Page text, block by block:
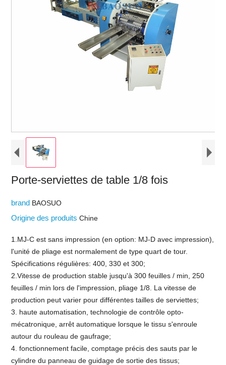
Porte-serviettes de table 1/8 fois
brand BAOSUO
Origine des produitsChine
1.MJ-C est sans impression (en option: MJ-D avec impression),
l'unité de pliage est normalement de type quart de tour.
Spécifications régulières: 400, 330 et 300;
2.Vitesse de production stable jusqu'à 300 feuilles / min, 250
feuilles / min lors de l'impression, pliage 1/8. La vitesse de
production peut varier pour différentes tailles de serviettes;
3. haute automatisation, technologie de contrôle opto-
mécatronique, arrêt automatique lorsque le tissu s'enroule
autour du rouleau de gaufrage;
4. fonctionnement facile, comptage précis des sauts par le
cylindre du panneau de guidage de sortie des tissus;